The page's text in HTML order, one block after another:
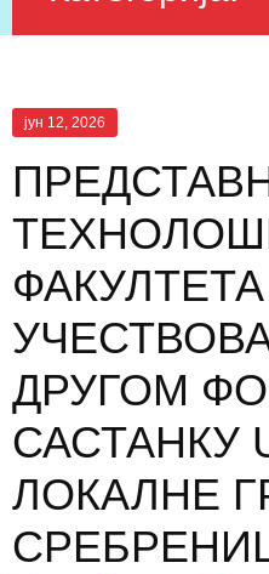
јун 12, 2026
ДРУГОМ
САСТАНКУ
ЛОКАЛНЕ